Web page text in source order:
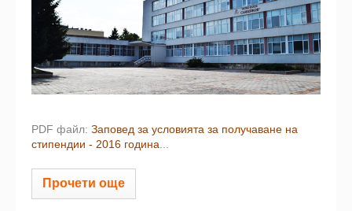
PDF файл: Заповед за условията за получаване на
стипендии - 2016 година
Прочети още